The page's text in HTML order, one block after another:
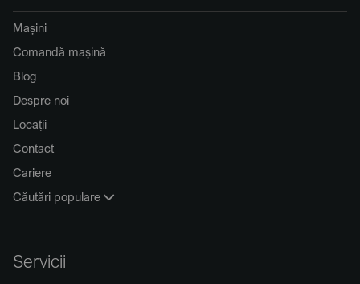
Mașini
Comandă mașină
Blog
Despre noi
Locații
Contact
Cariere
Căutări populare
Servicii